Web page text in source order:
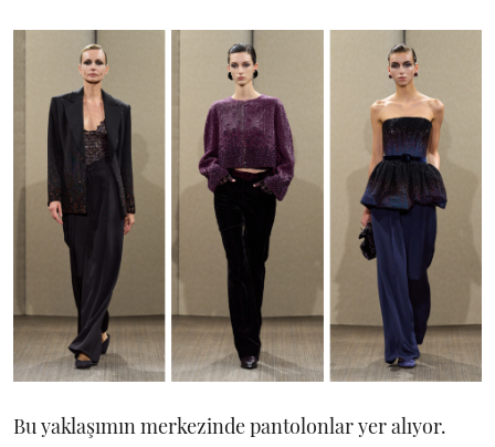
Bu yaklaşımın merkezinde pantolonlar yer alıyor.